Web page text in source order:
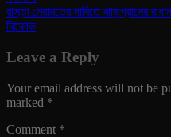
রাস্তা মেরামতের দাবিতে ঝাড়গ্রামের
বিক্ষোভ
Leave a Reply
Your email address will not be
marked *
Comment *